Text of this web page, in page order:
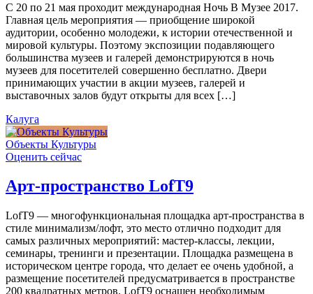
С 20 по 21 мая проходит международная Ночь В Музее 2017.
Главная цель мероприятия — приобщение широкой
аудитории, особенно молодежи, к истории отечественной и
мировой культуры. Поэтому экспозиции подавляющего
большинства музеев и галерей демонстрируются в ночь
музеев для посетителей совершенно бесплатно. Двери
принимающих участии в акции музеев, галерей и
выставочных залов будут открыты для всех […]
Калуга
Объекты Культуры
Оценить сейчас
Арт-пространство LofT9
LofT9 — многофункциональная площадка арт-пространства в
стиле минимализм/лофт, это место отлично подходит для
самых различных мероприятий: мастер-классы, лекции,
семинары, тренинги и презентации. Площадка размещена в
историческом центре города, что делает ее очень удобной, а
размещение посетителей предусматривается в пространстве
200 квадратных метров. LofT9 оснащен необходимым